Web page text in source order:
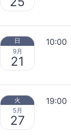
日
9月
21
10:00
火
5月
27
19:00